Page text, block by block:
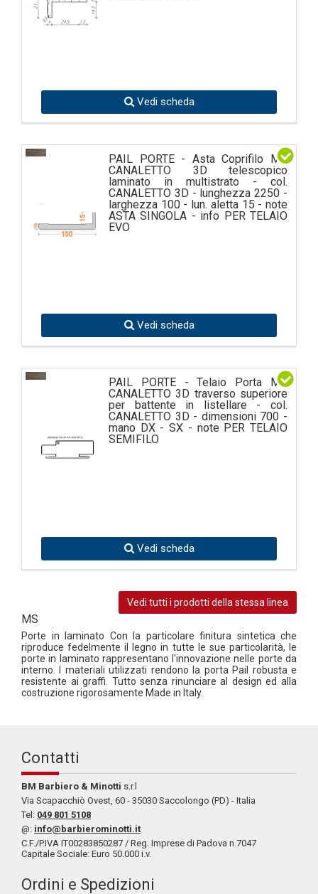
Vedi scheda
PAIL PORTE - Asta Coprifilo MS
CANALETTO 3D telescopico
laminato in multistrato - col.
CANALETTO 3D - lunghezza 2250 -
larghezza 100 - lun. aletta 15 - note
ASTA SINGOLA - info PER TELAIO
EVO
Vedi scheda
PAIL PORTE - Telaio Porta MS
CANALETTO 3D traverso superiore
per battente in listellare - col.
CANALETTO 3D - dimensioni 700 -
mano DX - SX - note PER TELAIO
SEMIFILO
Vedi scheda
Vedi tutti i prodotti della stessa linea
MS
Porte in laminato Con la particolare finitura sintetica che
riproduce fedelmente il legno in tutte le sue particolarità, le
porte in laminato rappresentano l'innovazione nelle porte da
interno. I materiali utilizzati rendono la porta Pail robusta e
resistente ai graffi. Tutto senza rinunciare al design ed alla
costruzione rigorosamente Made in Italy.
Contatti
BM Barbiero & Minotti s.r.l
Via Scapacchiò Ovest, 60 - 35030 Saccolongo (PD) - Italia
Tel: 049 801 5108
@: info@barbierominotti.it
C.F./P.IVA IT00283850287 / Reg. Imprese di Padova n.7047
Capitale Sociale: Euro 50.000 i.v.
Ordini e Spedizioni